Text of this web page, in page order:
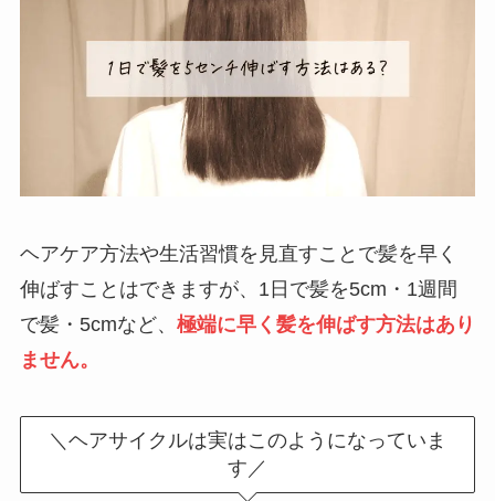
ヘアケア方法や生活習慣を見直すことで髪を早く
伸ばすことはできますが、1日で髪を5cm・1週間
で髪・5cmなど、 極端に早く髪を伸ばす方法はあり
ません。
＼ヘアサイクルは実はこのようになっていま
す／